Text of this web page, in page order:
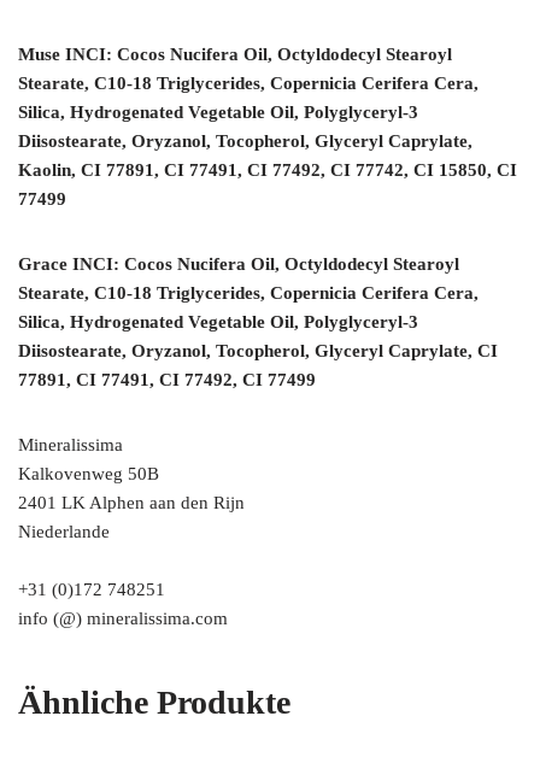
Muse INCI: Cocos Nucifera Oil, Octyldodecyl Stearoyl
Stearate, C10-18 Triglycerides, Copernicia Cerifera Cera,
Silica, Hydrogenated Vegetable Oil, Polyglyceryl-3
Diisostearate, Oryzanol, Tocopherol, Glyceryl Caprylate,
Kaolin, CI 77891, CI 77491, CI 77492, CI 77742, CI 15850, CI
77499
Grace INCI: Cocos Nucifera Oil, Octyldodecyl Stearoyl
Stearate, C10-18 Triglycerides, Copernicia Cerifera Cera,
Silica, Hydrogenated Vegetable Oil, Polyglyceryl-3
Diisostearate, Oryzanol, Tocopherol, Glyceryl Caprylate, CI
77891, CI 77491, CI 77492, CI 77499
Mineralissima
Kalkovenweg 50B
2401 LK Alphen aan den Rijn
Niederlande
+31 (0)172 748251
info (@) mineralissima.com
Ähnliche Produkte